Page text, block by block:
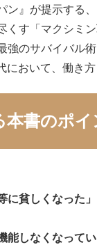
ン』が提示する
くす「マクシミ
強のサバイバル
において、働き
本書のポイ
に貧しくなった
能しなくなって